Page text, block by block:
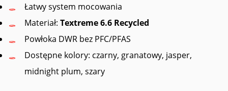
Łatwy system mocowania
Materiał: Textreme 6.6 Recycled
Powłoka DWR bez PFC/PFAS
Dostępne kolory: czarny, granatowy, jasper,
midnight plum, szary